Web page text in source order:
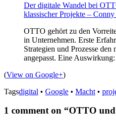
Der digitale Wandel bei
klassischer Projekte –
OTTO gehört zu den
in Unternehmen. Erste
Strategien und Prozesse den
angepasst. Eine
(View on Google+)
Tagsdigital • Google • Macht •
1 comment on “OTTO